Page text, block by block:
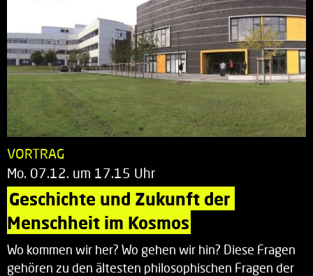
VORTRAG
Mo. 07.12. um 17.15 Uhr
Geschichte und Zukunft der
Menschheit im Kosmos
Wo kommen wir her? Wo gehen wir hin? Diese Fragen
gehören zu den ältesten philosophischen Fragen der